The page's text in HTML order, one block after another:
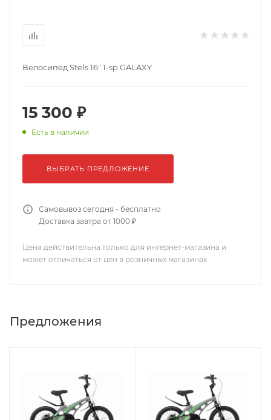
Велосипед Stels 16" 1-sp GALAXY
15 300 ₽
Есть в наличии
ВЫБРАТЬ ПРЕДЛОЖЕНИЕ
Самовывоз сегодня - бесплатно
Доставка завтра от 1000 ₽
Цена действительна только для интернет-магазина и
может отличаться от цен в розничных магазинах
Предложения